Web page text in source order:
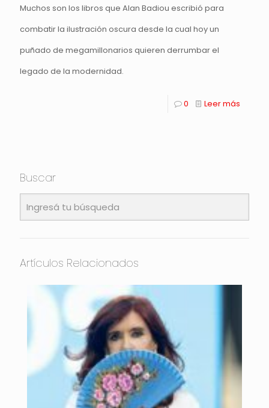
Muchos son los libros que Alan Badiou escribió para
combatir la ilustración oscura desde la cual hoy un
puñado de megamillonarios quieren derrumbar el
legado de la modernidad.
0 Leer más
Buscar
Artículos Relacionados